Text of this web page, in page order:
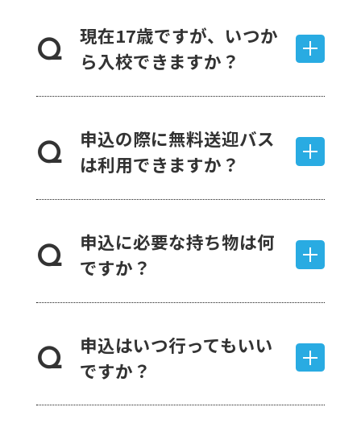
Q
現在17歳ですが、いつか
ら入校できますか？
Q
申込の際に無料送迎バス
は利用できますか？
Q
申込に必要な持ち物は何
ですか？
Q
申込はいつ行ってもいい
ですか？